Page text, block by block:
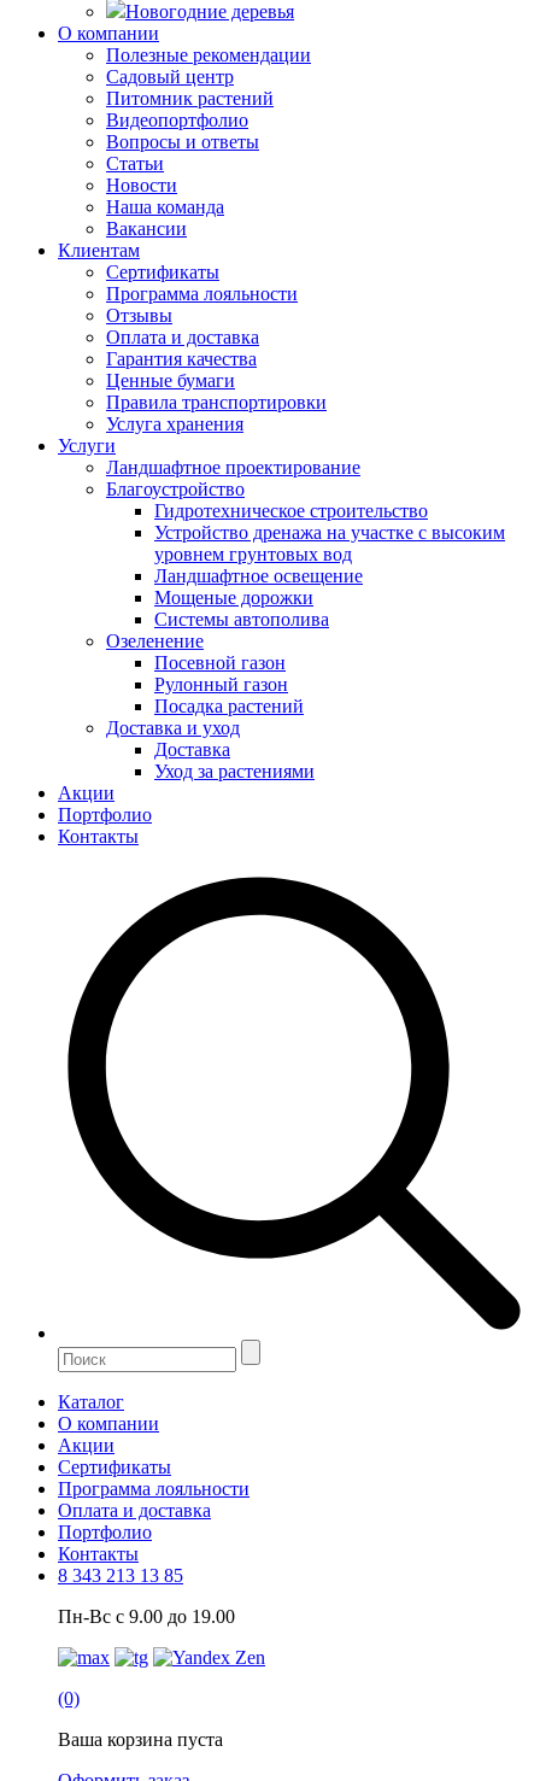
Новогодние деревья
О компании
Полезные рекомендации
Садовый центр
Питомник растений
Видеопортфолио
Вопросы и ответы
Статьи
Новости
Наша команда
Вакансии
Клиентам
Сертификаты
Программа лояльности
Отзывы
Оплата и доставка
Гарантия качества
Ценные бумаги
Правила транспортировки
Услуга хранения
Услуги
Ландшафтное проектирование
Благоустройство
Гидротехническое строительство
Устройство дренажа на участке с высоким
уровнем грунтовых вод
Ландшафтное освещение
Мощеные дорожки
Системы автополива
Озеленение
Посевной газон
Рулонный газон
Посадка растений
Доставка и уход
Доставка
Уход за растениями
Акции
Портфолио
Контакты
Каталог
О компании
Акции
Сертификаты
Программа лояльности
Оплата и доставка
Портфолио
Контакты
8 343 213 13 85
Пн-Вс с 9.00 до 19.00
(0)
Ваша корзина пуста